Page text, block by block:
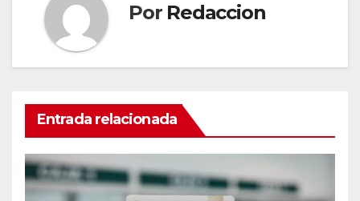
Por Redaccion
Entrada relacionada